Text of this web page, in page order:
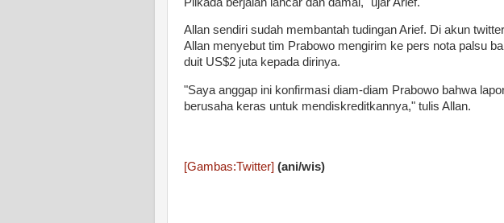
Allan sendiri sudah membantah tudingan Arief. Di akun
Allan menyebut tim Prabowo mengirim ke pers nota palsu
duit US$2 juta kepada dirinya.
"Saya anggap ini konfirmasi diam-diam Prabowo bahwa
berusaha keras untuk mendiskreditkannya," tulis Allan.
[Gambas:Twitter] (ani/wis)